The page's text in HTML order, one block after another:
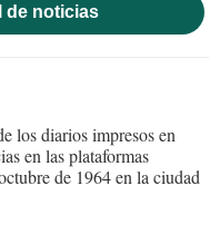
de noticias
los diarios impresos en
en las plataformas
de 1964 en la ciudad